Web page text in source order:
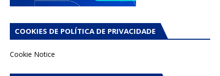
COOKIES DE POLÍTICA DE PRIVACIDADE
Cookie Notice